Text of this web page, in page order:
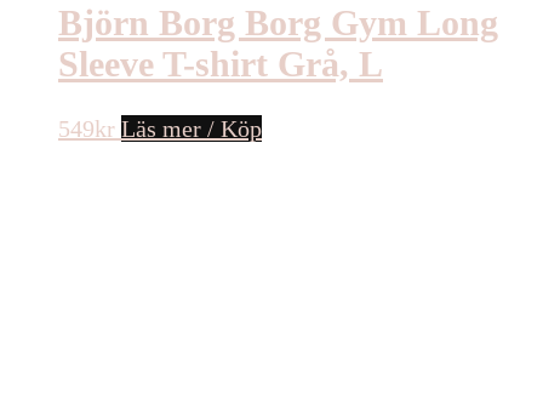
Björn Borg Borg Gym Long
Sleeve T-shirt Grå, L
549kr Läs mer / Köp